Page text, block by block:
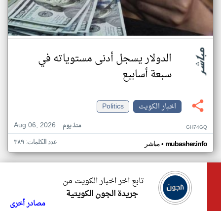
الدولار يسجل أدنى مستوياته في
سبعة أسابيع
اخبار الكويت
Politics
Aug 06, 2026
منذ يوم GH74GQ
مباشر• mubasher.info عدد الكلمات: ٣٨٩
تابع اخر اخبار الكويت من
جريدة الجون الكويتية
مصادر أخرى